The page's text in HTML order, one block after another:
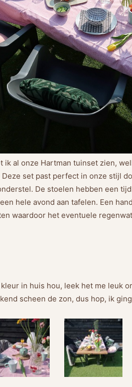
ik al onze Hartman tuinset zien,
Deze set past perfect in onze stijl
De stoelen hebben een
hele avond aan tafelen. Een
waardoor het eventuele
in huis hou, leek het me leuk
scheen de zon, dus hop, ik